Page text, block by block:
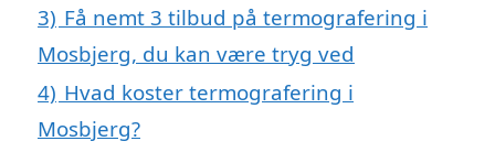
3) Få nemt 3 tilbud på termografering i
Mosbjerg, du kan være tryg ved
4) Hvad koster termografering i
Mosbjerg?